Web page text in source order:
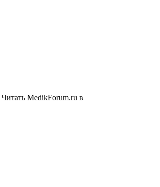
Читать MedikForum.ru в